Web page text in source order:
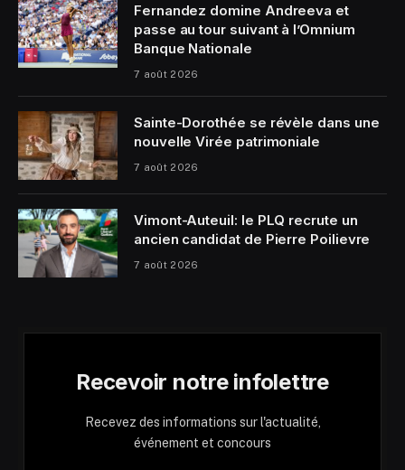
Fernandez domine Andreeva et
passe au tour suivant à l’Omnium
Banque Nationale
7 août 2026
Sainte-Dorothée se révèle dans une
nouvelle Virée patrimoniale
7 août 2026
Vimont-Auteuil: le PLQ recrute un
ancien candidat de Pierre Poilievre
7 août 2026
Recevoir notre infolettre
Recevez des informations sur l'actualité,
événement et concours